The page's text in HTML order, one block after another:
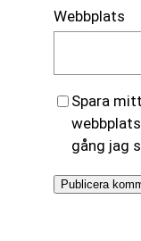
Webbplats
Spara
gång jag